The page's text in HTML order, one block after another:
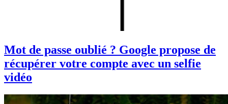
Mot de passe oublié ? Google propose de
récupérer votre compte avec un selfie
vidéo